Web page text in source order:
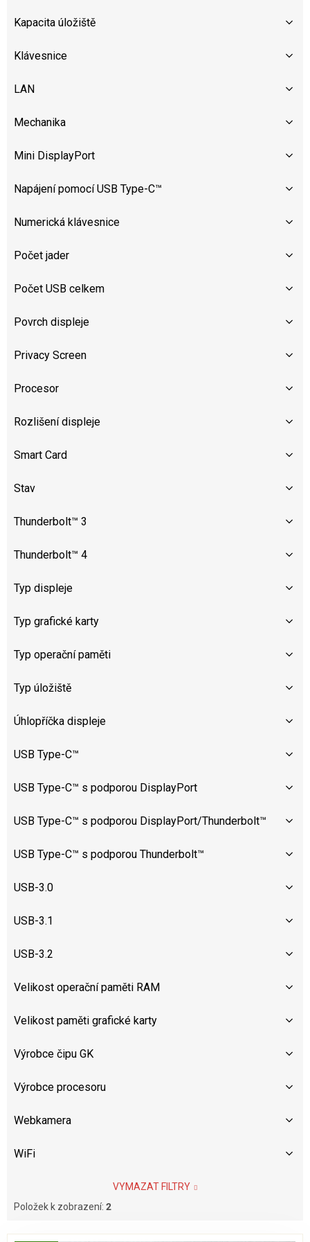
Kapacita úložiště
Klávesnice
LAN
Mechanika
Mini DisplayPort
Napájení pomocí USB Type-C™
Numerická klávesnice
Počet jader
Počet USB celkem
Povrch displeje
Privacy Screen
Procesor
Rozlišení displeje
Smart Card
Stav
Thunderbolt™ 3
Thunderbolt™ 4
Typ displeje
Typ grafické karty
Typ operační paměti
Typ úložiště
Úhlopříčka displeje
USB Type-C™
USB Type-C™ s podporou DisplayPort
USB Type-C™ s podporou DisplayPort/Thunderbolt™
USB Type-C™ s podporou Thunderbolt™
USB-3.0
USB-3.1
USB-3.2
Velikost operační paměti RAM
Velikost paměti grafické karty
Výrobce čipu GK
Výrobce procesoru
Webkamera
WiFi
VYMAZAT FILTRY
Položek k zobrazení: 2